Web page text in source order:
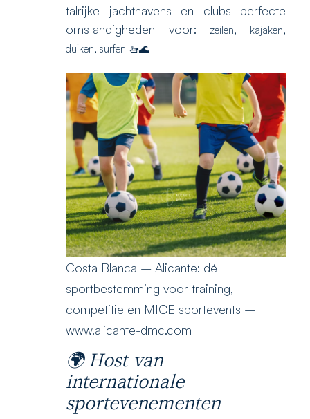
talrijke jachthavens en clubs perfecte
omstandigheden voor:
zeilen, kajaken,
duiken, surfen 🚤🌊
Costa Blanca – Alicante: dé
sportbestemming voor training,
competitie en MICE sportevents –
www.alicante-dmc.com
🌍 Host van
internationale
sportevenementen